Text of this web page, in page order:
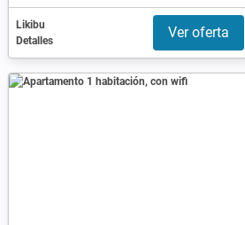
Likibu
Detalles
Ver oferta